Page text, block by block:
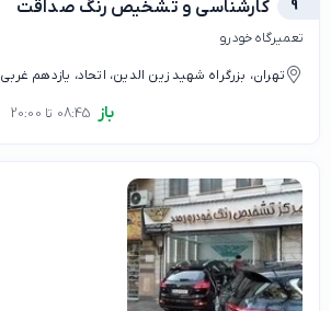
9 کارشناسی و تشخیص رنگ صداقت
تعمیرگاه خودرو
تهران، بزرگراه شهید زین الدین، اتحاد، یازدهم غربی
باز